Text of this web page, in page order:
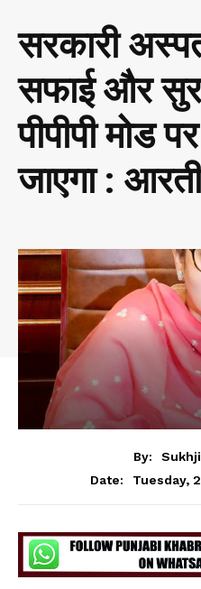
सरकारी
सफाई और
पीपीपी मोड
जाएगा :
By:
Date:
Tuesday,